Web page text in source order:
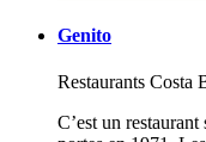
Genito
Restaurants Costa
C’est un